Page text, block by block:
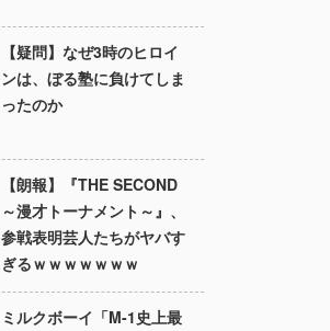
【疑問】なぜ3時のヒロイ
ンは、ぼる塾に負けてしま
ったのか
【朗報】『THE SECOND
～漫才トーナメント～』、
参戦表明芸人たちがヤバす
ぎるｗｗｗｗｗｗｗ
ミルクボーイ「M-1史上最